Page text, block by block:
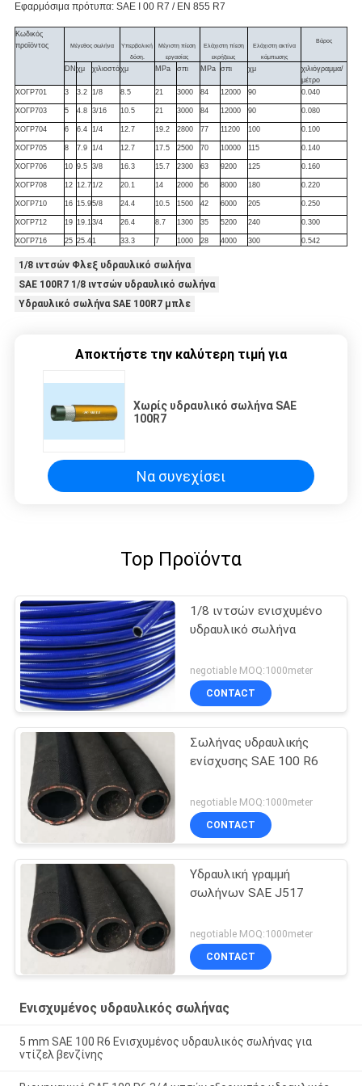
Εφαρμόσιμα πρότυπα: SAE I 00 R7 / EN 855 R7
Κωδικός
προϊόντος
Μέγεθος σωλήνα
Υπερβολική
δόση.
Μέγιστη πίεση
εργασίας
Ελάχιστη πίεση
εκρήξεως
Ελάχιστη ακτίνα
κάμπωσης
Βάρος
DN χμ χιλιοστόχμ MPa σπι MPa σπι χμ
χιλιόγραμμα/
μέτρο
ΧΟΓΡ701
3 3.2 1/8 8.5 21 3000 84 12000 90 0.040
ΧΟΓΡ703 5 4.8 3/16 10.5 21 3000 84 12000 90 0.080
ΧΟΓΡ704 6 6.4 1/4 12.7 19.2 2800 77 11200 100 0.100
ΧΟΓΡ705 8 7.9 1/4 12.7 17.5 2500 70 10000 115 0.140
ΧΟΓΡ706 10 9.5 3/8 16.3 15.7 2300 63 9200 125 0.160
ΧΟΓΡ708 12 12.71/2 20.1 14 2000 56 8000 180 0.220
ΧΟΓΡ710 16 15.95/8 24.4 10.5 1500 42 6000 205 0.250
ΧΟΓΡ712 19 19.13/4 26.4 8.7 1300 35 5200 240 0.300
ΧΟΓΡ716 25 25.41 33.3 7 1000 28 4000 300 0.542
1/8 ιντσών Φλεξ υδραυλικό σωλήνα
SAE 100R7 1/8 ιντσών υδραυλικό σωλήνα
Υδραυλικό σωλήνα SAE 100R7 μπλε
Αποκτήστε την καλύτερη τιμή για
Χωρίς υδραυλικό σωλήνα SAE
100R7
Να συνεχίσει
Top Προϊόντα
1/8 ιντσών ενισχυμένο
υδραυλικό σωλήνα
negotiable MOQ:1000meter
CONTACT
Σωλήνας υδραυλικής
ενίσχυσης SAE 100 R6
negotiable MOQ:1000meter
CONTACT
Υδραυλική γραμμή
σωλήνων SAE J517
negotiable MOQ:1000meter
CONTACT
Ενισχυμένος υδραυλικός σωλήνας
5 mm SAE 100 R6 Ενισχυμένος υδραυλικός σωλήνας για
ντίζελ βενζίνης